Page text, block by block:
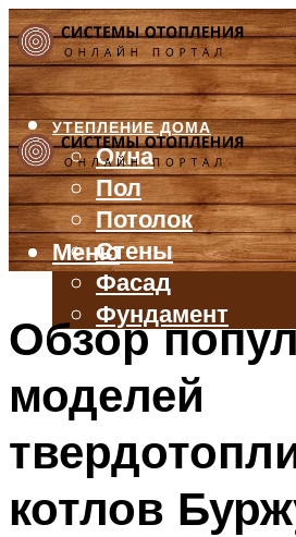
УТЕПЛЕНИЕ ДОМА
Окна
Пол
Потолок
Стены
Фасад
Фундамент
БАЛКОН И ЛОДЖИЯ
ВЕНТИЛЯЦИЯ
ТРУБЫ
Меню
Меню
Обзор
моделей
котлов